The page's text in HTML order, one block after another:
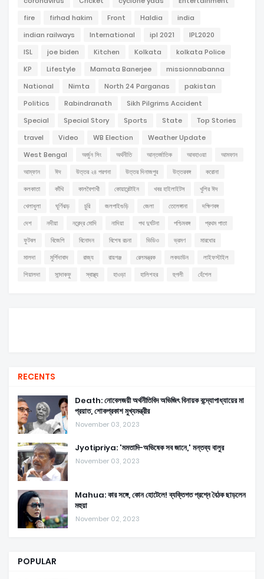
fire
firhad hakim Front Haldia
india
indian railways
International ipl 2021
IPL2020
ISL
joe biden Kitchen Kolkata
kolkata Police
KP
Lifestyle Mamata Banerjee
missionnabanna
National
Nimta North 24 Parganas
pakistan
Politics
Rabindranath
Sikh Pilgrims Accident
Special
Special Story Sports State
Top Stories
travel
Video WB Election
Weather Update
West Bengal
অর্জুন সিং অর্থনীতি আন্তর্জাতিক আবহাওয়া
আমফান
আম্ফান
ঈদ উত্তর ২৪ পরগনা উত্তর দিনাজপুর উত্তরবঙ্গ
করোনা
কলকাতা
কাঁথি কালবৈশাখী কোয়ারেন্টাইন খবর হাইলাইটস
খুশির ঈদ
খেলাধুলা
ঘূর্ণিঝড় চুরি জলপাইগুড়ি জেলা তেলেঙ্গানা
দক্ষিণবঙ্গ
দেশ
নদীয়া নরেন্দ্র মোদি নাদিয়া পথ দুর্ঘটনা পশ্চিমবঙ্গ
প্রথম পাতা
ফুটবল
বিজেপি বিনোদন বিশেষ রচনা ভিডিও ভ্রমণ
মারধোর
মালদা
মুর্শিদাবাদ রাজ্য রায়গঞ্জ রেলমন্ত্রক লকডাউন
লাইফস্টাইল
শিয়ালদা
সান্দাকফু স্বাস্থ্য হাওড়া হালিশহর হুগলী হেঁশেল
RECENTS
Death: নোবেলজয়ী অর্থনীতিবিদ অভিজিৎ বিনায়ক বন্দ্যোপাধ্যায়ের মা
প্রয়াত, শোকপ্রকাশ মুখ্যমন্ত্রীর
November 03, 2023
Jyotipriya: 'মমতাদি-অভিষেক সব জানে,' মন্তব্য বালুর
November 03, 2023
Mahua: কার সঙ্গে, কোন হোটেলে! ব্যক্তিগত প্রশ্নে বৈঠক ছাড়লেন
মহুয়া
November 02, 2023
POPULAR